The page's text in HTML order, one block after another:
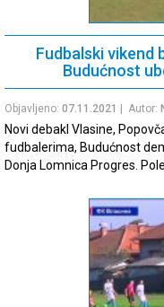
Fudbalski vikend
Budućnost
Objavljeno: 07.11.2021 | Autor:
Novi debakl Vlasine,
fudbalerima, Budućnost
Donja Lomnica Progres.